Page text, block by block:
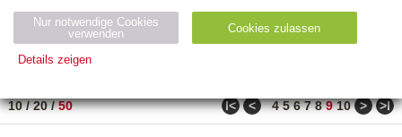
Neuerscheinung
Bestseller
PREIS
10/20/50 ǀ< < 4 5 6 7 8 9 10 > >ǀ
Nur notwendige Cookies
verwenden
Cookies zulassen
Details zeigen
Name Zweck
Ty